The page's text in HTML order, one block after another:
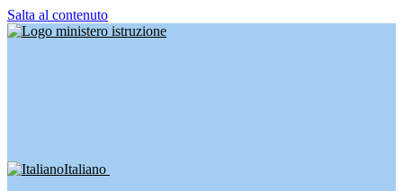
Salta al contenuto
Italiano